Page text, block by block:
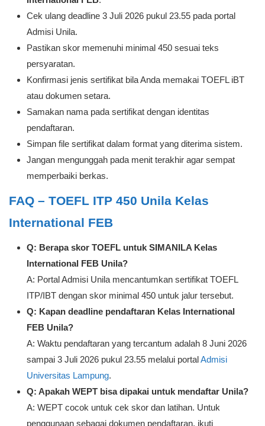
Cek ulang deadline 3 Juli 2026 pukul 23.55 pada portal
Admisi Unila.
Pastikan skor memenuhi minimal 450 sesuai teks
persyaratan.
Konfirmasi jenis sertifikat bila Anda memakai TOEFL iBT
atau dokumen setara.
Samakan nama pada sertifikat dengan identitas
pendaftaran.
Simpan file sertifikat dalam format yang diterima sistem.
Jangan mengunggah pada menit terakhir agar sempat
memperbaiki berkas.
FAQ – TOEFL ITP 450 Unila Kelas
International FEB
Q: Berapa skor TOEFL untuk SIMANILA Kelas
International FEB Unila?
A: Portal Admisi Unila mencantumkan sertifikat TOEFL
ITP/IBT dengan skor minimal 450 untuk jalur tersebut.
Q: Kapan deadline pendaftaran Kelas International
FEB Unila?
A: Waktu pendaftaran yang tercantum adalah 8 Juni 2026
sampai 3 Juli 2026 pukul 23.55 melalui portalAdmisi
Universitas Lampung.
Q: Apakah WEPT bisa dipakai untuk mendaftar Unila?
A: WEPT cocok untuk cek skor dan latihan. Untuk
penggunaan sebagai dokumen pendaftaran, ikuti